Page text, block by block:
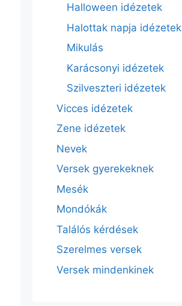
Halloween idézetek
Halottak napja idézetek
Mikulás
Karácsonyi idézetek
Szilveszteri idézetek
Vicces idézetek
Zene idézetek
Nevek
Versek gyerekeknek
Mesék
Mondókák
Találós kérdések
Szerelmes versek
Versek mindenkinek